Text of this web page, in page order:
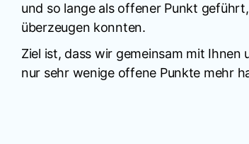
und so lange als offener Punkt
überzeugen konnten.
Ziel ist, dass wir gemeinsam mit
nur sehr wenige offene Punkte mehr